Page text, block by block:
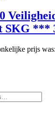
SKG ***
prijs